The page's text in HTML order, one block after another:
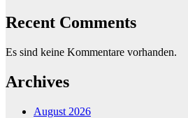
Recent Comments
Es sind keine Kommentare vorhanden.
Archives
August 2026